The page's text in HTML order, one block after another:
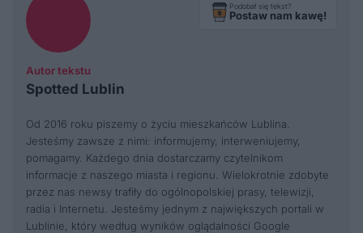
Autor tekstu
Spotted Lublin
Podobał się tekst?
Postaw nam kawę!
Od 2016 roku piszemy o życiu mieszkańców Lublina.
Jesteśmy zawsze z nimi: informujemy, interweniujemy,
pomagamy. Każdego dnia dostarczamy czytelnikom
informacje z naszego miasta i regionu. Wielokrotnie zdobyte
przez nas newsy trafiły do ogólnopolskiej prasy, telewizji,
radia i Internetu. Jesteśmy jednym z największych portali w
Lublinie, który według wyników oglądalności Google